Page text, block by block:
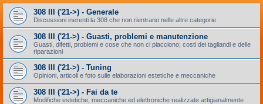
308 III ('21->) - Generale
Discussioni inerenti la 308 che non rientrano nelle altre categorie
308 III ('21->) - Guasti, problemi e manutenzione
Guasti, difetti, problemi e cose che non ci piacciono; costi dei tagliandi e delle
riparazioni
308 III ('21->) - Tuning
Opinioni, articoli e foto sulle elaborazioni estetiche e meccaniche
308 III ('21->) - Fai da te
Modifiche estetiche, meccaniche ed elettroniche realizzate artigianalmente